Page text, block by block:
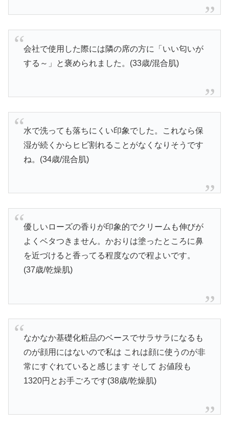
会社で使用した際には隣の席の方に「いい匂いが
する～」と褒められました。(33歳/混合肌)
水で洗っても落ちにくい印象でした。これなら保
湿が続くからヒビ割れることがなくなりそうです
ね。(34歳/混合肌)
優しいローズの香りが印象的でクリームも伸びが
よくベタつきません。かおりは塗ったところに鼻
を近づけると香ってる程度なので程よいです。
(37歳/乾燥肌)
なかなか基礎化粧品のベースでサラサラになるも
のが顔用にはないので私は これは顔に使うのが非
常にすぐれていると感じます そして お値段も
1320円とお手ごろです(38歳/乾燥肌)